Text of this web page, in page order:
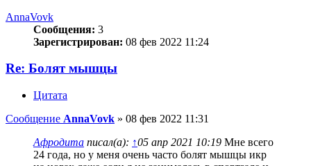
AnnaVovk
Сообщения: 3
Зарегистрирован: 08 фев 2022 11:24
Re: Болят мышцы
Цитата
Сообщение AnnaVovk » 08 фев 2022 11:31
Афродита писал(а): ↑05 апр 2021 10:19 Мне всего
24 года, но у меня очень часто болят мышцы икр